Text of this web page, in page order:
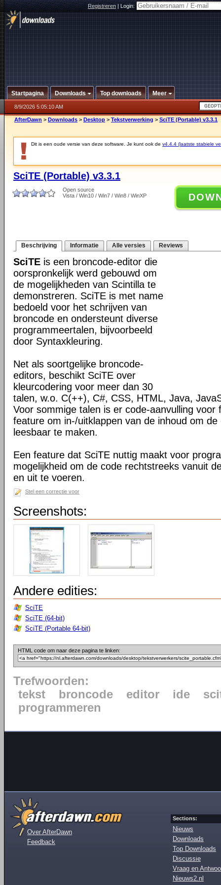
Registreren|Login:
Startpagina Downloads Top downloads Meer
8/9/2026 5:05:10 AM
AfterDawn > Downloads > Desktop > Tekstverwerking > SciTE (Portable) v3.3.1
Dit is een oude versie van deze software. Je kunt ook de v4.4.4 (laatste stabiele
SciTE (Portable) v3.3.1
Open source
Vista / Win10 / Win7 / Win8 / WinXP
Beschrijving Informatie Alle versies Reviews
SciTE is een broncode-editor die
oorspronkelijk werd gebouwd om
de mogelijkheden van Scintilla te
demonstreren. SciTE is met name
bedoeld voor het schrijven van
broncode en ondersteunt diverse
programmeertalen, bijvoorbeeld
door Syntaxkleuring.
Net als soortgelijke broncode-
editors, beschikt SciTE over
kleurcodering voor meer dan 30
talen, w.o. C(++), C#, CSS, HTML, Java,
Voor sommige talen is er code-aanvulling voor
feature om in-/uitklappen van de inhoud om de
leesbaar te maken.
Een feature dat SciTE nuttig maakt voor
mogelijkheid om de code rechtstreeks vanuit
en uit te voeren.
Stel een correctie voor
Screenshots:
Andere edities:
SciTE
SciTE (64-bit)
SciTE (Portable 64-bit)
HTML code om naar deze pagina te linken:
Trefwoorden:
tekst
broncode editor ide
programmeren
Over AfterDawn
Feedback
Sections:
Nieuws
Downloads
Top Downloads
Discussie
Vraag en
Nieuws2.nl